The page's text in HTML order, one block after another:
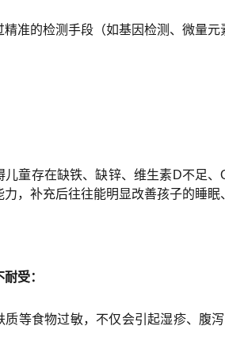
精准的检测手段（如基因检测、微量
儿童存在缺铁、缺锌、维生素D不足
力，补充后往往能明显改善孩子的睡眠
受：
质等食物过敏，不仅会引起湿疹、腹